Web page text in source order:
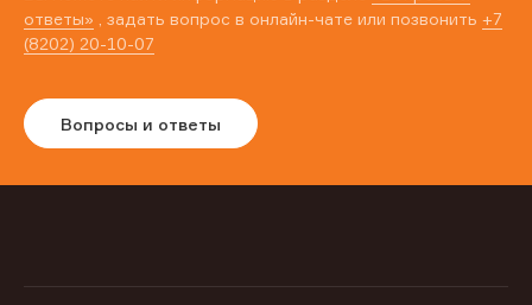
ответы» , задать вопрос в онлайн-чате или позвонить +7
(8202) 20-10-07
Вопросы и ответы